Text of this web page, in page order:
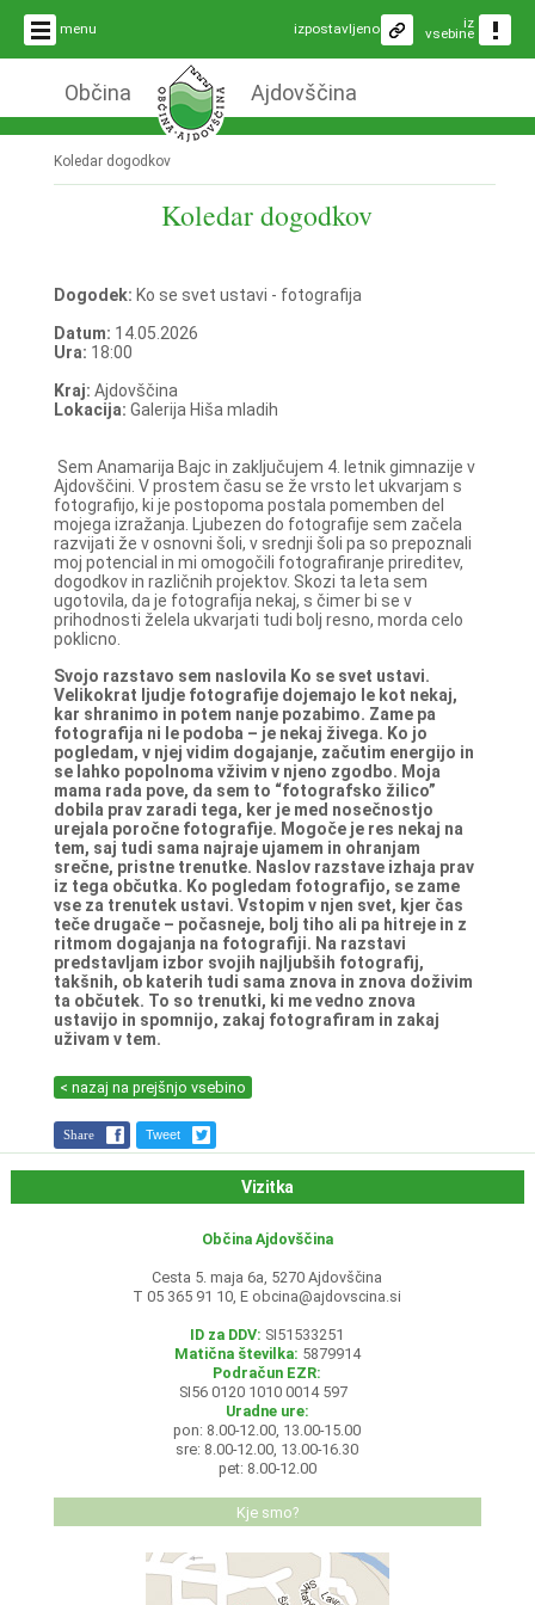
menu iz
vsebine
izpostavljeno
Občina Ajdovščina
Koledar dogodkov
Koledar dogodkov
Dogodek: Ko se svet ustavi - fotografija
Datum: 14.05.2026
Ura: 18:00
Kraj: Ajdovščina
Lokacija: Galerija Hiša mladih
Sem Anamarija Bajc in zaključujem 4. letnik gimnazije v
Ajdovščini. V prostem času se že vrsto let ukvarjam s
fotografijo, ki je postopoma postala pomemben del
mojega izražanja. Ljubezen do fotografije sem začela
razvijati že v osnovni šoli, v srednji šoli pa so prepoznali
moj potencial in mi omogočili fotografiranje prireditev,
dogodkov in različnih projektov. Skozi ta leta sem
ugotovila, da je fotografija nekaj, s čimer bi se v
prihodnosti želela ukvarjati tudi bolj resno, morda celo
poklicno.
Svojo razstavo sem naslovila Ko se svet ustavi.
Velikokrat ljudje fotografije dojemajo le kot nekaj,
kar shranimo in potem nanje pozabimo. Zame pa
fotografija ni le podoba – je nekaj živega. Ko jo
pogledam, v njej vidim dogajanje, začutim energijo in
se lahko popolnoma vživim v njeno zgodbo. Moja
mama rada pove, da sem to “fotografsko žilico”
dobila prav zaradi tega, ker je med nosečnostjo
urejala poročne fotografije. Mogoče je res nekaj na
tem, saj tudi sama najraje ujamem in ohranjam
srečne, pristne trenutke. Naslov razstave izhaja prav
iz tega občutka. Ko pogledam fotografijo, se zame
vse za trenutek ustavi. Vstopim v njen svet, kjer čas
teče drugače – počasneje, bolj tiho ali pa hitreje in z
ritmom dogajanja na fotografiji. Na razstavi
predstavljam izbor svojih najljubših fotografij,
takšnih, ob katerih tudi sama znova in znova doživim
ta občutek. To so trenutki, ki me vedno znova
ustavijo in spomnijo, zakaj fotografiram in zakaj
uživam v tem.
< nazaj na prejšnjo vsebino
Share Tweet
Vizitka
Občina Ajdovščina
Cesta 5. maja 6a, 5270 Ajdovščina
T 05 365 91 10, E obcina@ajdovscina.si
ID za DDV: SI51533251
Matična številka: 5879914
Podračun EZR:
SI56 0120 1010 0014 597
Uradne ure:
pon: 8.00-12.00, 13.00-15.00
sre: 8.00-12.00, 13.00-16.30
pet: 8.00-12.00
Kje smo?